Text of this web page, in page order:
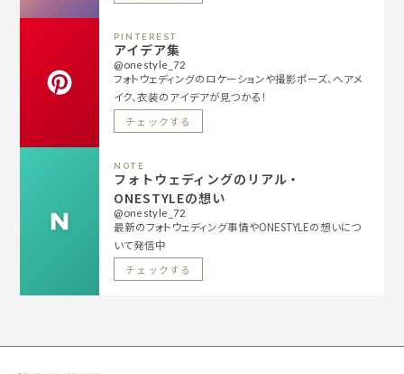
PINTEREST
アイデア集
@onestyle_72
フォトウェディングのロケーションや撮影ポーズ、ヘアメ
イク、衣装のアイデアが見つかる！
チェックする
NOTE
フォトウェディングのリアル・
ONESTYLEの想い
@onestyle_72
最新のフォトウェディング事情やONESTYLEの想いにつ
いて発信中
チェックする